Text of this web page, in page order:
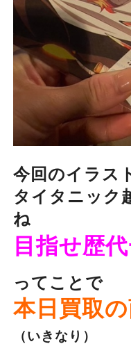
今回のイラス
タイタニック
ね
目指せ歴
ってことで
本日買取
（いきなり）